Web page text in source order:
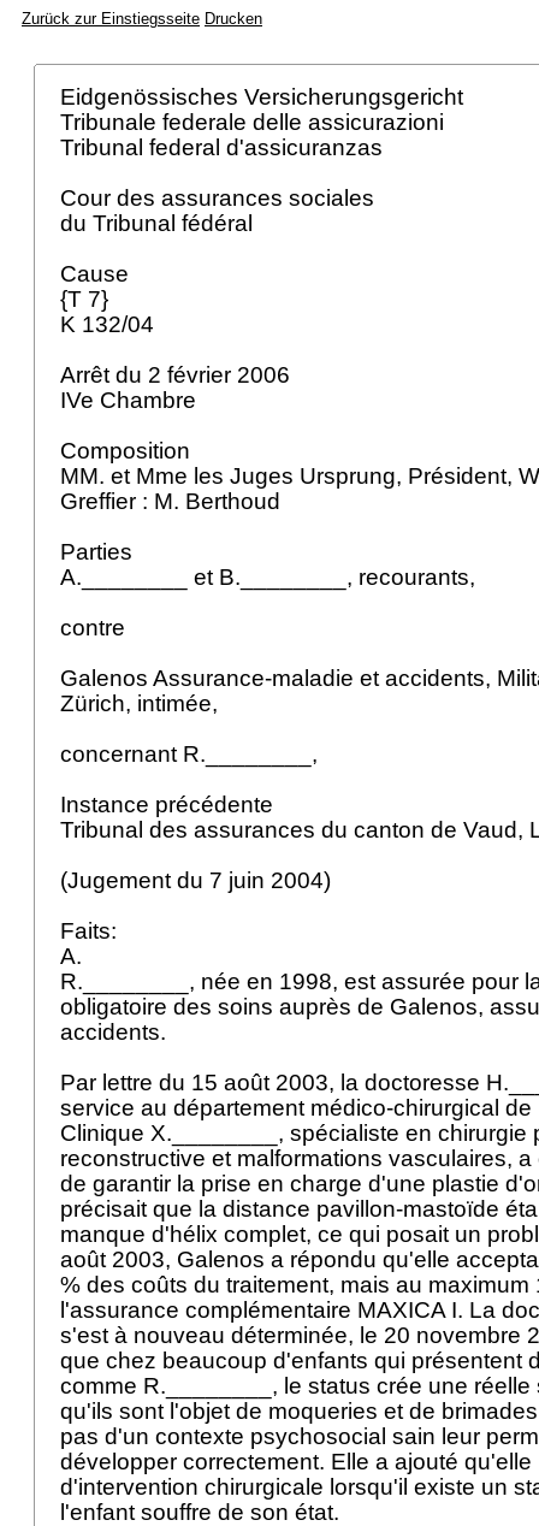
Zurück zur Einstiegsseite Drucken
Eidgenössisches Versicherungsgericht
Tribunale federale delle assicurazioni
Tribunal federal d'assicuranzas
Cour des assurances sociales
du Tribunal fédéral
Cause
{T 7}
K 132/04
Arrêt du 2 février 2006
IVe Chambre
Composition
MM. et Mme les Juges Ursprung, Président,
Greffier : M. Berthoud
Parties
A.________ et B.________, recourants,
contre
Galenos Assurance-maladie et accidents,
Zürich, intimée,
concernant R.________,
Instance précédente
Tribunal des assurances du canton de Vaud,
(Jugement du 7 juin 2004)
Faits:
A.
R.________, née en 1998, est assurée pour
obligatoire des soins auprès de Galenos,
accidents.
Par lettre du 15 août 2003, la doctoresse
service au département médico-chirurgical de
Clinique X.________, spécialiste en chirurgie
reconstructive et malformations vasculaires,
de garantir la prise en charge d'une plastie
précisait que la distance pavillon-mastoïde
manque d'hélix complet, ce qui posait un
août 2003, Galenos a répondu qu'elle
% des coûts du traitement, mais au maximum
l'assurance complémentaire MAXICA I. La
s'est à nouveau déterminée, le 20 novembre
que chez beaucoup d'enfants qui présentent
comme R.________, le status crée une
qu'ils sont l'objet de moqueries et de
pas d'un contexte psychosocial sain leur
développer correctement. Elle a ajouté
d'intervention chirurgicale lorsqu'il existe un
l'enfant souffre de son état.